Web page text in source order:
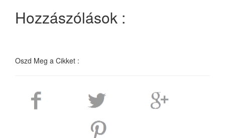
Hozzászólások :
Oszd Meg a Cikket :